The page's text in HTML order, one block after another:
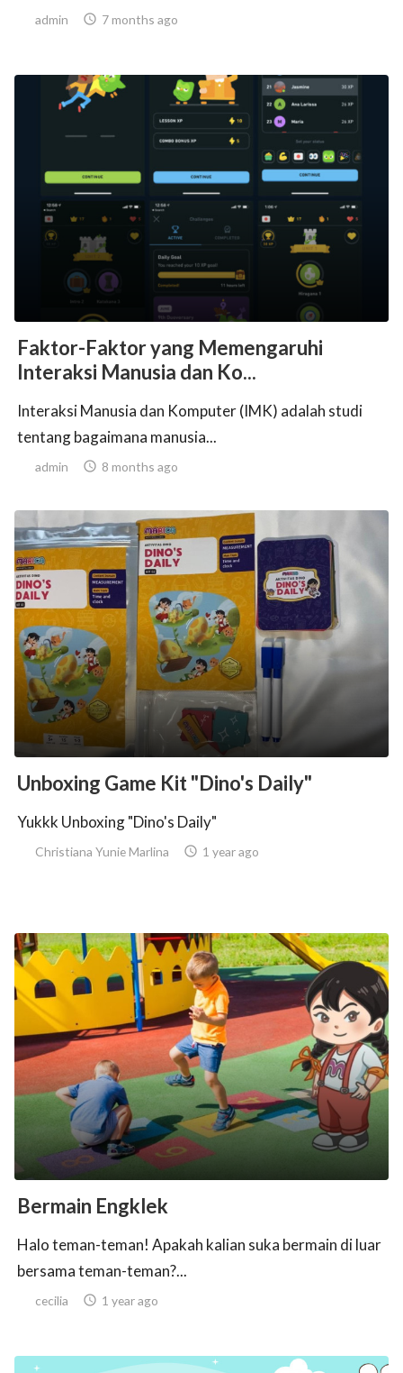
admin  7 months ago
Faktor-Faktor yang Memengaruhi
Interaksi Manusia dan Ko...
Interaksi Manusia dan Komputer (IMK) adalah studi
tentang bagaimana manusia...
admin  8 months ago
Unboxing Game Kit "Dino's Daily"
Yukkk Unboxing "Dino's Daily"
Christiana Yunie Marlina  1 year ago
Bermain Engklek
Halo teman-teman! Apakah kalian suka bermain di luar
bersama teman-teman?...
cecilia  1 year ago